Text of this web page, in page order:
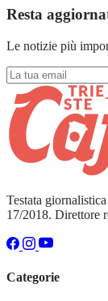
Resta
Le notizie più
Testata
17/2018. Direttore
Categorie